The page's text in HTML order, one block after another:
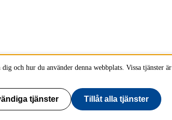
och hur du använder denna webbplats. Vissa tjänster är
tjänster Tillåt alla tjänster